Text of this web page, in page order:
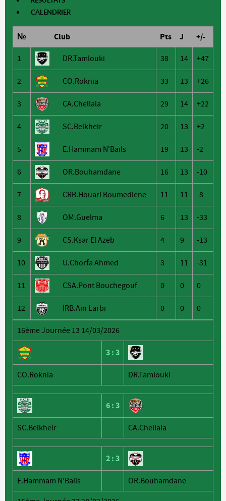
CALENDRIER
№ Club Pts J +/-
1 DR.Tamlouki 38 14 +47
2 CO.Roknia 33 13 +26
3 CA.Chellala 29 14 +22
4 SC.Belkheir 20 13 +2
5 E.Hammam N'Bails 19 13 -2
6 OR.Bouhamdane 16 13 -10
7 CRB.Houari Boumediene 11 11 -8
8 OM.Guelma 6 13 -33
9 CS.Ksar El Azeb 4 9 -13
10 U.Chorfa Ahmed 3 11 -31
11 CSA.Pont Bouchegouf 0 0 0
12 IRB.Ain Larbi 0 0 0
16ème Journée 13 14/03/2026
3 : 3
CO.Roknia DR.Tamlouki
6 : 3
SC.Belkheir CA.Chellala
2 : 3
E.Hammam N'Bails OR.Bouhamdane